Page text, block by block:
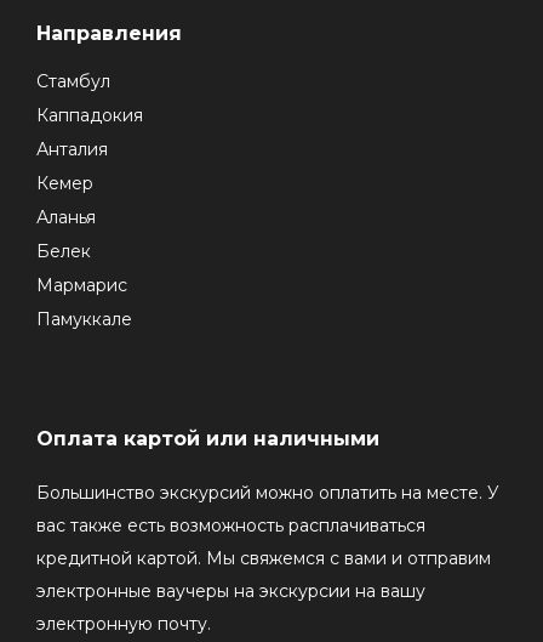
Направления
Стамбул
Каппадокия
Анталия
Кемер
Аланья
Белек
Мармарис
Памуккале
Оплата картой или наличными
Большинство экскурсий можно оплатить на месте. У
вас также есть возможность расплачиваться
кредитной картой. Мы свяжемся с вами и отправим
электронные ваучеры на экскурсии на вашу
электронную почту.